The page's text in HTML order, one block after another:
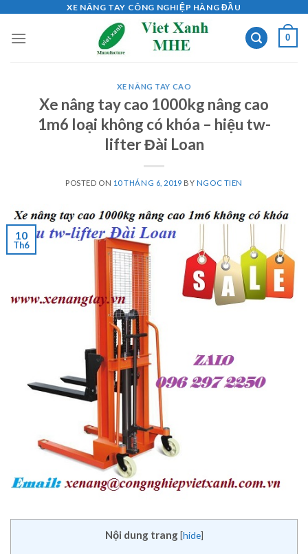
content
XE NÂNG TAY CÔNG NGHIỆP HÀNG ĐẦU
0
XE NÂNG TAY CAO
Xe nâng tay cao 1000kg nâng cao
1m6 loại không có khóa – hiệu tw-
lifter Đài Loan
POSTED ON 10 THÁNG 6, 2019 BY NGOC TIEN
10
Th6
Nội dung trang [hide]